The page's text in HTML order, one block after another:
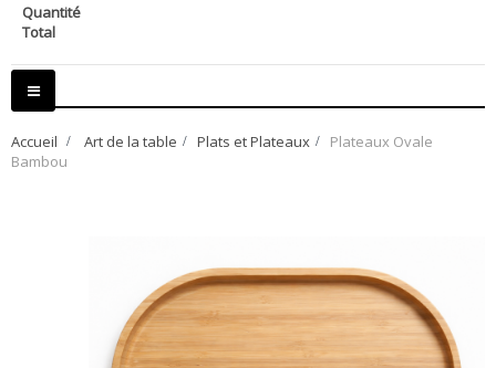
Quantité
Total
Basculer
la
Accueil > Art de la table > Plats et Plateaux > Plateaux Ovale
Bambou